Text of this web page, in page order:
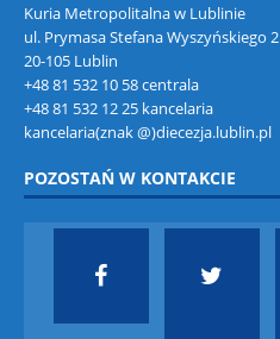
Kuria Metropolitalna w Lublinie
ul. Prymasa Stefana Wyszyńskiego 2
20-105 Lublin
+48 81 532 10 58 centrala
+48 81 532 12 25 kancelaria
kancelaria(znak @)diecezja.lublin.pl
POZOSTAŃ W KONTAKCIE